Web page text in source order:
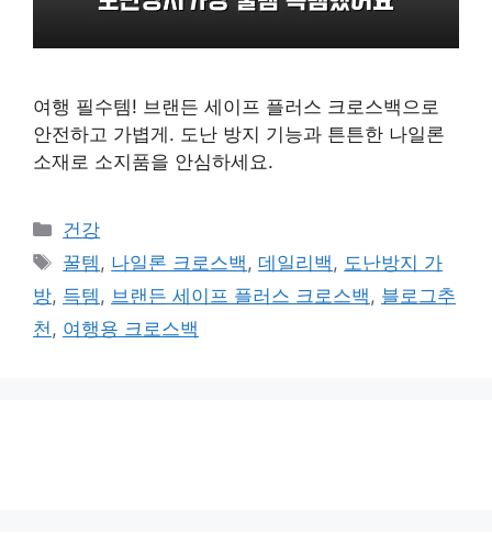
여행 필수템! 브랜든 세이프 플러스 크로스백으로
안전하고 가볍게. 도난 방지 기능과 튼튼한 나일론
소재로 소지품을 안심하세요.
카
테
리
건강
태
그
꿀템 , 나일론 크로스백 ,데일리백 , 도난방지 가
방, 득템 , 브랜든 세이프 플러스 크로스백 , 블로그추
천 , 여행용 크로스백